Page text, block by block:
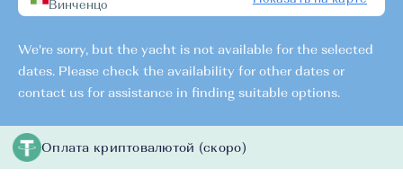
Винченцо
We're sorry, but the yacht is not available for the selected
dates. Please check the availability for other dates or
contact us for assistance in finding suitable options.
Оплата криптовалютой (скоро)